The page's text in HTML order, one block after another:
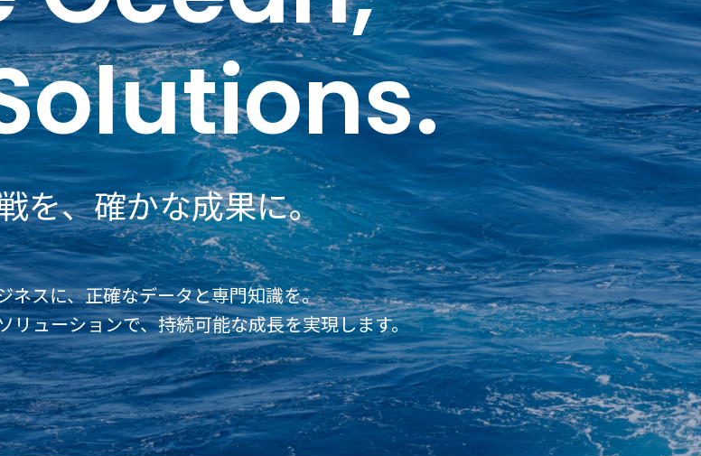
を、確かな成果に。
ネスに、正確なデータと専門知識を。
リューションで、持続可能な成長を実現します。